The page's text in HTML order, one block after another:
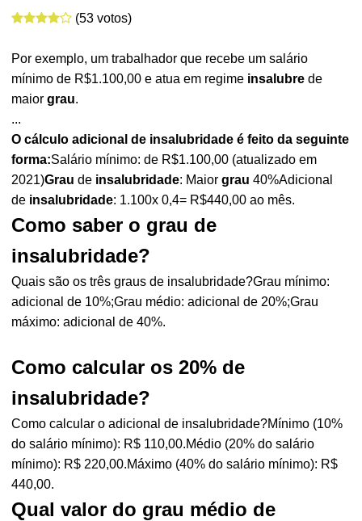
(53 votos)
Por exemplo, um trabalhador que recebe um salário
mínimo de R$1.100,00 e atua em regime insalubre de
maiorgrau.
...
O cálculo adicional de insalubridade é feito da seguinte
forma:Salário mínimo: de R$1.100,00 (atualizado em
2021)Grau de insalubridade: Maiorgrau 40%Adicional
de insalubridade: 1.100x 0,4= R$440,00 ao mês.
Como saber o grau de
insalubridade?
Quais são os três graus de insalubridade?Grau mínimo:
adicional de 10%;Grau médio: adicional de 20%;Grau
máximo: adicional de 40%.
Como calcular os 20% de
insalubridade?
Como calcular o adicional de insalubridade?Mínimo (10%
do salário mínimo): R$ 110,00.Médio (20% do salário
mínimo): R$ 220,00.Máximo (40% do salário mínimo): R$
440,00.
Qual valor do grau médio de